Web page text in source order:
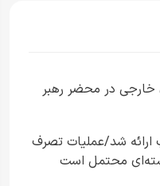
خارجی در محضر رهبر
شد/عملیات تصرف
محتمل است